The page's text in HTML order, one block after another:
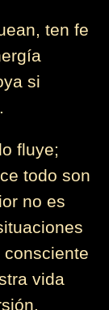
ten fe
si
fluye;
todo son
no es
vida